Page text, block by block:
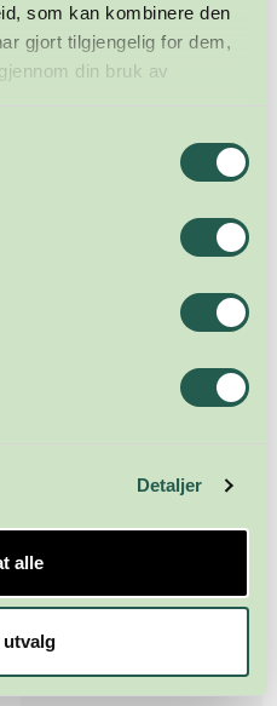
som kan kombinere den
gjort tilgjengelig for dem,
din bruk av
Detaljer
alle